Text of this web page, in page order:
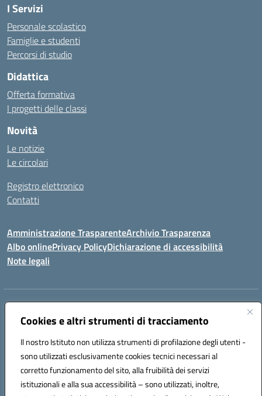
Cookies e altri strumenti di tracciamento
Il nostro Istituto non utilizza strumenti di profilazione degli utenti -
sono utilizzati esclusivamente cookies tecnici necessari al
corretto funzionamento del sito, alla fruibilità dei servizi
istituzionali e alla sua accessibilità – sono utilizzati, inoltre,
I Servizi
Personale scolastico
Famiglie e studenti
Percorsi di studio
Didattica
Offerta formativa
I progetti delle classi
Novità
Le notizie
Le circolari
Registro elettronico
Contatti
Amministrazione TrasparenteArchivio Trasparenza
Albo onlinePrivacy PolicyDichiarazione di accessibilità
Note legali
Indirizzo:
Centralino:096721161 Email:czic869004@istruzione.it
Codice fiscale: 84000710792
Codice meccanografico:
CZIC869004
Codice unico di fatturazione (CUF): UFKGA0